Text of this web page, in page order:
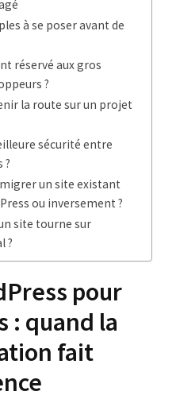
à se poser avant de
réservé aux gros
?
la route sur un projet
sécurité entre
?
un site existant
ou inversement ?
site tourne sur
?
pour
: quand la
fait